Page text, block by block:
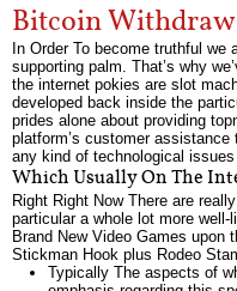
Bitcoin
In Order To become truthful we
supporting palm. That’s why
the internet pokies are slot
developed back inside the
prides alone about providing
platform’s customer
any kind of technological
Which Usually On The
Right Right Now There are
particular a whole lot more
Brand New Video Games upon
Stickman Hook plus Rodeo
Typically The aspects of